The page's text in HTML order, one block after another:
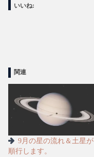
いいね:
関連
9月の星の流れ＆土星が
順行します。